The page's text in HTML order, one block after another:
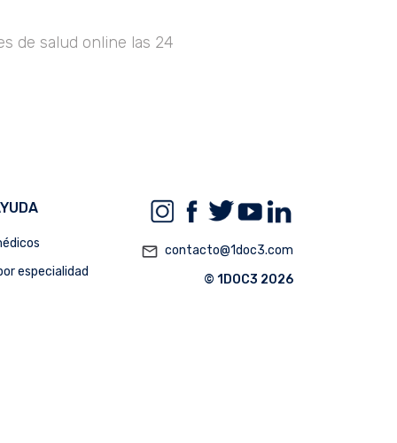
de salud online las 24
especialidad
mail_outline contacto@1doc3.com
© 1DOC3 2026